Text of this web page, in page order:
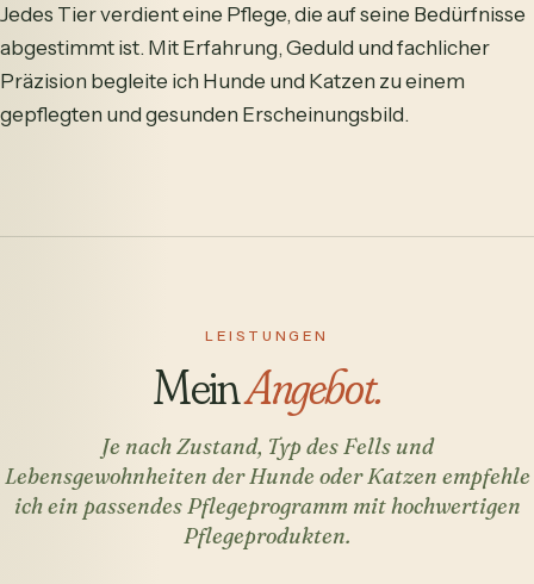
Jedes Tier verdient eine Pflege, die auf seine Bedürfnisse
abgestimmt ist. Mit Erfahrung, Geduld und fachlicher
Präzision begleite ich Hunde und Katzen zu einem
gepflegten und gesunden Erscheinungsbild.
LEISTUNGEN
MeinAngebot.
Je nach Zustand, Typ des Fells und
Lebensgewohnheiten der Hunde oder Katzen empfehle
ich ein passendes Pflegeprogramm mit hochwertigen
Pflegeprodukten.